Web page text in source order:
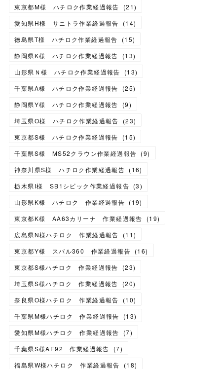
東京都M様 ハチロク作業経過報告
(21)
愛知県H様 サニトラ作業経過報告
(14)
徳島県T様 ハチロク作業経過報告
(15)
静岡県K様 ハチロク作業経過報告
(13)
山形県Ｎ様 ハチロク作業経過報告
(13)
千葉県A様 ハチロク作業経過報告
(25)
静岡県Y様 ハチロク作業経過報告
(9)
埼玉県O様 ハチロク作業経過報告
(23)
東京都S様 ハチロク作業経過報告
(15)
千葉県S様 MS52クラウン作業経過報告 (9)
神奈川県S様 ハチロク作業経過報告 (16)
栃木県I様 SB1シビック作業経過報告 (3)
山形県K様 ハチロク 作業経過報告 (19)
東京都K様 AA63カリーナ 作業経過報告
(19)
広島県N様ハチロク 作業経過報告
(11)
東京都Y様 スバル360 作業経過報告 (16)
東京都S様ハチロク 作業経過報告
(23)
埼玉県S様ハチロク 作業経過報告
(20)
奈良県O様ハチロク 作業経過報告
(10)
千葉県M様ハチロク 作業経過報告
(13)
愛知県M様ハチロク 作業経過報告
(7)
千葉県S様AE92 作業経過報告
(7)
福島県W様ハチロク 作業経過報告
(18)